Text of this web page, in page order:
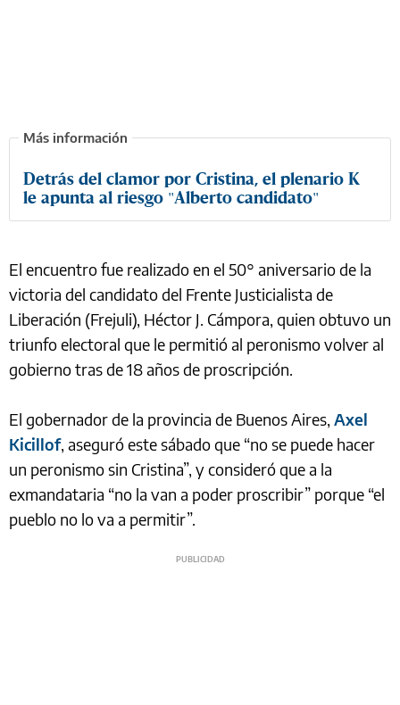
Detrás del clamor por Cristina, el plenario K
le apunta al riesgo "Alberto candidato"
El encuentro fue realizado en el 50° aniversario de la
victoria del candidato del Frente Justicialista de
Liberación (Frejuli), Héctor J. Cámpora, quien obtuvo un
triunfo electoral que le permitió al peronismo volver al
gobierno tras de 18 años de proscripción.
El gobernador de la provincia de Buenos Aires, Axel
Kicillof, aseguró este sábado que “no se puede hacer
un peronismo sin Cristina”, y consideró que a la
exmandataria “no la van a poder proscribir” porque “el
pueblo no lo va a permitir”.